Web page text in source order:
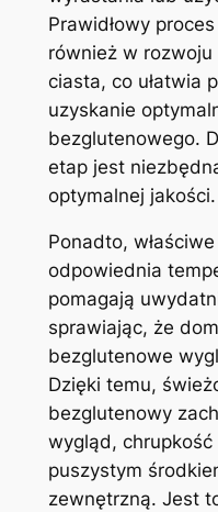
Prawidłowy
również w
ciasta, co ułatwia
uzyskanie
bezglutenowego.
etap jest
optymalnej jakości.
Ponadto,
odpowiednia
pomagają
sprawiając, że
bezglutenowe
Dzięki temu,
bezglutenowy
wygląd, chrupkość
puszystym
zewnętrzną. Jest